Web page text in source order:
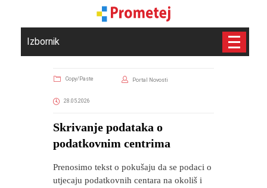
Izbornik
Copy/Paste Portal Novosti
28.05.2026
Skrivanje podataka o
podatkovnim centrima
Prenosimo tekst o pokušaju da se podaci o
utjecaju podatkovnih centara na okoliš i